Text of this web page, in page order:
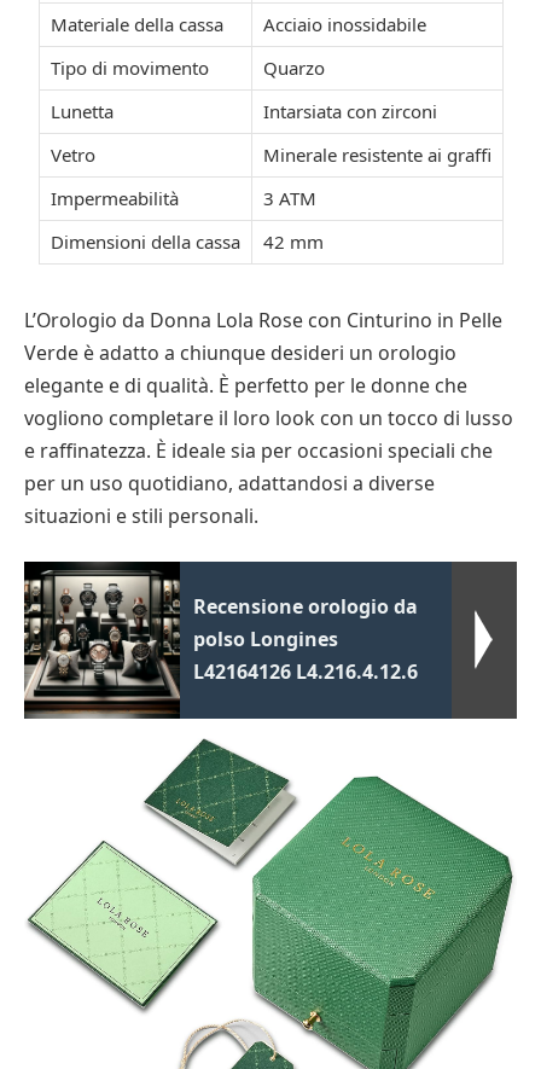
Materiale della cassa
Acciaio inossidabile
Tipo di movimento
Quarzo
Lunetta
Intarsiata con zirconi
Vetro
Minerale resistente ai graffi
Impermeabilità
3 ATM
Dimensioni della cassa
42 mm
L’Orologio da Donna Lola Rose con Cinturino in Pelle
Verde è adatto a chiunque desideri un orologio
elegante e di qualità. È perfetto per le donne che
vogliono completare il loro look con un tocco di lusso
e raffinatezza. È ideale sia per occasioni speciali che
per un uso quotidiano, adattandosi a diverse
situazioni e stili personali.
Recensione orologio da
polso Longines
L42164126 L4.216.4.12.6